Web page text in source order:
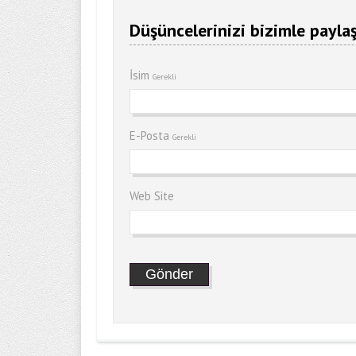
Düşüncelerinizi bizimle
İsim Gerekli
E-Posta Gerekli
Web Site